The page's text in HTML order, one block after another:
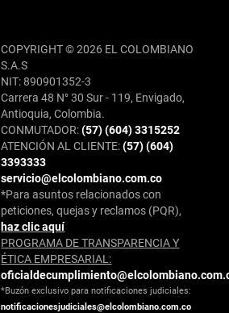
COPYRIGHT © 2026 EL COLOMBIANO
S.A.S
NIT: 890901352-3
Carrera 48 N° 30 Sur - 119, Envigado,
Antioquia, Colombia.
CONMUTADOR:(57) (604) 3315252
ATENCIÓN AL CLIENTE:(57) (604)
3393333
servicio@elcolombiano.com.co
*Para asuntos relacionados con
peticiones, quejas y reclamos (PQR),
haz clic aquí
PROGRAMA DE TRANSPARENCIA Y
ÉTICA EMPRESARIAL:
*Buzón exclusivo para notificaciones judiciales:
notificacionesjudiciales@elcolombiano.com.co